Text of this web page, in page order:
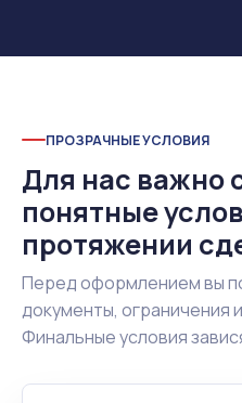
ПРОЗРАЧНЫЕ УСЛОВИЯ
Для нас важно
понятные
протяжении
Перед оформлением вы
документы, ограничения
Финальные условия